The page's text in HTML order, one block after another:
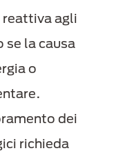
agli
la causa
o
dei
richieda